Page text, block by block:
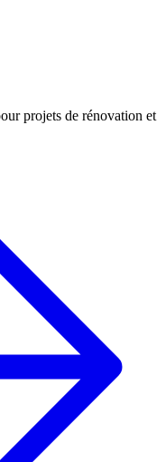
projets de rénovation et